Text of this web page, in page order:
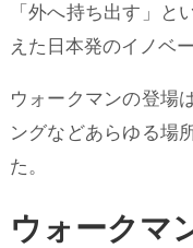
「外へ持ち出す」
えた日本発のイノベ
ウォークマンの登場
ングなどあらゆる場
た。
ウォークマ